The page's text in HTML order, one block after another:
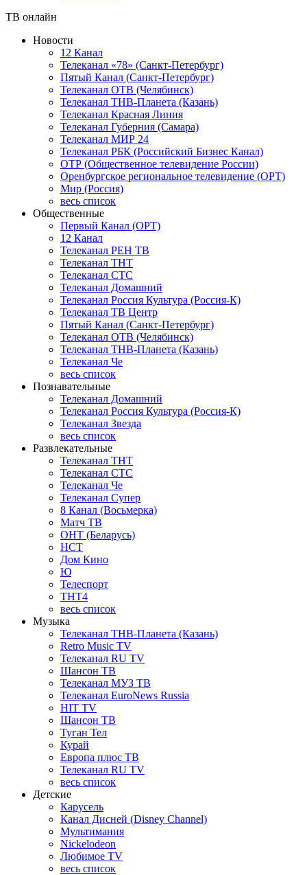
ТВ онлайн
Новости
12 Канал
Телеканал «78» (Санкт-Петербург)
Пятый Канал (Санкт-Петербург)
Телеканал ОТВ (Челябинск)
Телеканал ТНВ-Планета (Казань)
Телеканал Красная Линия
Телеканал Губерния (Самара)
Телеканал МИР 24
Телеканал РБК (Российский Бизнес Канал)
ОТР (Общественное телевидение России)
Оренбургское региональное телевидение (ОРТ)
Мир (Россия)
весь список
Общественные
Первый Канал (ОРТ)
12 Канал
Телеканал РЕН ТВ
Телеканал ТНТ
Телеканал СТС
Телеканал Домашний
Телеканал Россия Культура (Россия-К)
Телеканал ТВ Центр
Пятый Канал (Санкт-Петербург)
Телеканал ОТВ (Челябинск)
Телеканал ТНВ-Планета (Казань)
Телеканал Че
весь список
Познавательные
Телеканал Домашний
Телеканал Россия Культура (Россия-К)
Телеканал Звезда
весь список
Развлекательные
Телеканал ТНТ
Телеканал СТС
Телеканал Че
Телеканал Супер
8 Канал (Восьмерка)
Матч ТВ
ОНТ (Беларусь)
НСТ
Дом Кино
Ю
Телеспорт
ТНТ4
весь список
Музыка
Телеканал ТНВ-Планета (Казань)
Retro Music TV
Телеканал RU TV
Шансон ТВ
Телеканал МУЗ ТВ
Телеканал EuroNews Russia
HIT TV
Шансон ТВ
Туган Тел
Курай
Европа плюс ТВ
Телеканал RU TV
весь список
Детские
Карусель
Канал Дисней (Disney Channel)
Мультимания
Nickelodeon
Любимое TV
весь список